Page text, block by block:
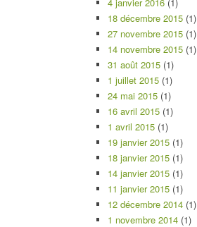
18 décembre 2015 (1)
27 novembre 2015 (1)
14 novembre 2015 (1)
31 août 2015 (1)
1 juillet 2015 (1)
24 mai 2015 (1)
16 avril 2015 (1)
1 avril 2015 (1)
19 janvier 2015 (1)
18 janvier 2015 (1)
14 janvier 2015 (1)
11 janvier 2015 (1)
12 décembre 2014 (1)
1 novembre 2014 (1)